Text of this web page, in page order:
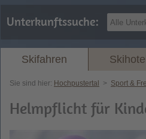
Unterkunftssuche:
Skifahren
Sie sind hier: Hochpustertal > Sport &
Helmpflicht für